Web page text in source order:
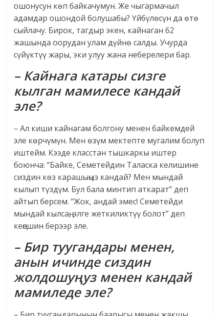
ошонусун көп байкачумун. Же чыгармачыл
адамдар ошондой болушабы? Үйбүлөсүн да өтө
сыйлачу. Бирок, тагдыр экен, кайнаган 62
жашында оорудан улам дүйнө салды. Учурда
сүйүктүү жары, эки улуу жана неберелери бар.
– Кайнага катары сизге
кылган мамилесе кандай
эле?
– Ал киши кайнагам болгону менен байкемдей
эле көрчүмүн. Мен өзүм мектепте мугалим болуп
иштейм. Кээде класстан тышкаркы иштер
боюнча: “Байке, Семетейдин Таласка келишине
сиздин көз карашыңыз кандай? Мен мындай
кылып түздүм. Бул бала минтип аткарат” деп
айтып берсем. “Жок, андай эмес! Семетейди
мындай кылсаң, элге жеткиликтүү болот” деп
кеңешин берээр эле.
– Бир туугандары менен,
анын ичинде сиздин
жолдошуңуз менен кандай
мамиледе эле?